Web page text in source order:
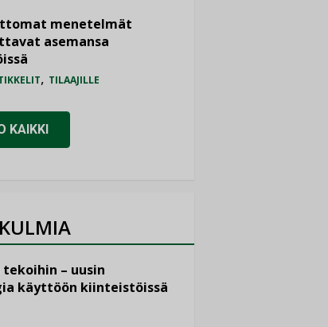
menetelmät
asemansa
, TILAAJILLE
KAIKKI
tekoihin – uusin
käyttöön kiinteistöissä